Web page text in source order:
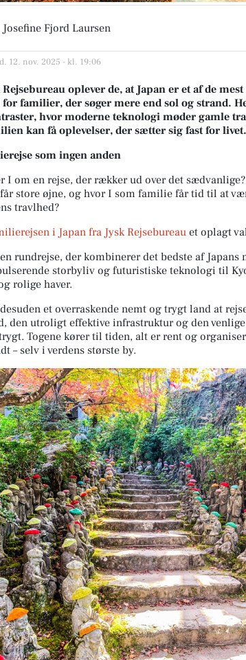
Josefine Fjord Laursen
12. nov. 2025 - kl. 19:06
Rejsebureau oplever de, at Japan er et af de
familier, der søger mere end sol og strand.
hvor moderne teknologi møder gamle
kan få oplevelser, der sætter sig fast for livet.
som ingen anden
I om en rejse, der rækker ud over det
store øjne, og hvor I som familie får tid til at
travlhed?
i Japan fra Jysk Rejsebureau et oplagt
rundrejse, der kombinerer det bedste af Japans
storbyliv og futuristiske teknologi til
rolige haver.
et overraskende nemt og trygt land at
den utroligt effektive infrastruktur og den
Togene kører til tiden, alt er rent og
– selv i verdens største by.
2026
7800
Åbn